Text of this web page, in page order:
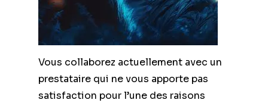
Vous collaborez actuellement avec un
prestataire qui ne vous apporte pas
satisfaction pour l’une des raisons